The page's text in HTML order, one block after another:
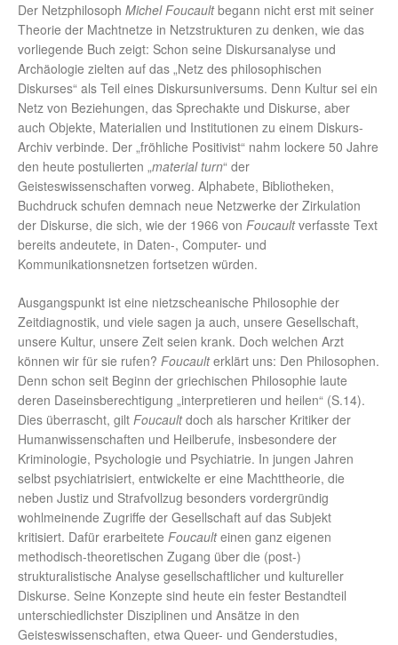
Der Netzphilosoph Michel Foucaultbegann nicht erst mit seiner
Theorie der Machtnetze in Netzstrukturen zu denken, wie das
vorliegende Buch zeigt: Schon seine Diskursanalyse und
Archäologie zielten auf das „Netz des philosophischen
Diskurses“ als Teil eines Diskursuniversums. Denn Kultur sei ein
Netz von Beziehungen, das Sprechakte und Diskurse, aber
auch Objekte, Materialien und Institutionen zu einem Diskurs-
Archiv verbinde. Der „fröhliche Positivist“ nahm lockere 50 Jahre
den heute postulierten „material turn“ der
Geisteswissenschaften vorweg. Alphabete, Bibliotheken,
Buchdruck schufen demnach neue Netzwerke der Zirkulation
der Diskurse, die sich, wie der 1966 von Foucaultverfasste Text
bereits andeutete, in Daten-, Computer- und
Kommunikationsnetzen fortsetzen würden.
Ausgangspunkt ist eine nietzscheanische Philosophie der
Zeitdiagnostik, und viele sagen ja auch, unsere Gesellschaft,
unsere Kultur, unsere Zeit seien krank. Doch welchen Arzt
können wir für sie rufen? Foucaulterklärt uns: Den Philosophen.
Denn schon seit Beginn der griechischen Philosophie laute
deren Daseinsberechtigung „interpretieren und heilen“ (S.14).
Dies überrascht, gilt Foucaultdoch als harscher Kritiker der
Humanwissenschaften und Heilberufe, insbesondere der
Kriminologie, Psychologie und Psychiatrie. In jungen Jahren
selbst psychiatrisiert, entwickelte er eine Machttheorie, die
neben Justiz und Strafvollzug besonders vordergründig
wohlmeinende Zugriffe der Gesellschaft auf das Subjekt
kritisiert. Dafür erarbeitete Foucaulteinen ganz eigenen
methodisch-theoretischen Zugang über die (post-)
strukturalistische Analyse gesellschaftlicher und kultureller
Diskurse. Seine Konzepte sind heute ein fester Bestandteil
unterschiedlichster Disziplinen und Ansätze in den
Geisteswissenschaften, etwa Queer- und Genderstudies,